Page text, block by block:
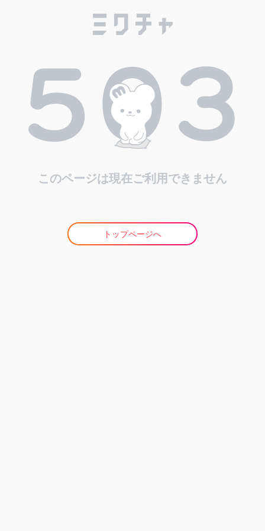
このページは現在ご利用できません